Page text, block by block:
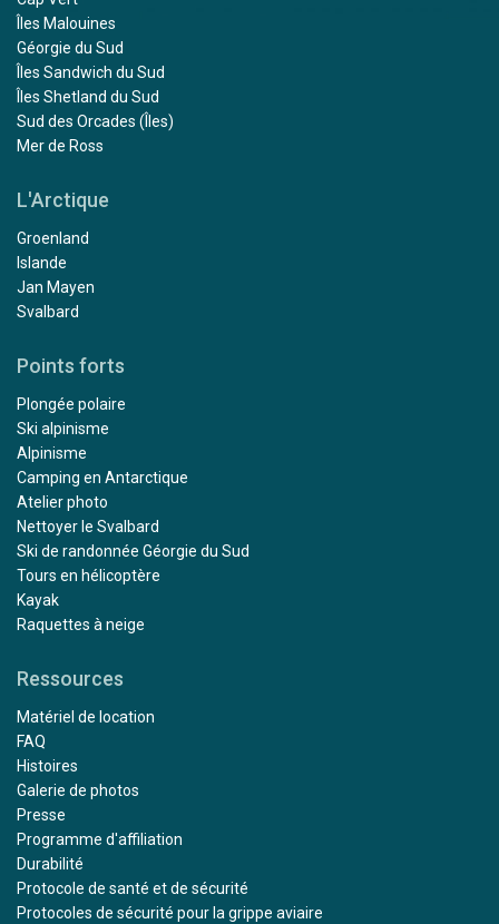
Îles Malouines
Géorgie du Sud
Îles Sandwich du Sud
Îles Shetland du Sud
Sud des Orcades (Îles)
Mer de Ross
L'Arctique
Groenland
Islande
Jan Mayen
Svalbard
Points forts
Plongée polaire
Ski alpinisme
Alpinisme
Camping en Antarctique
Atelier photo
Nettoyer le Svalbard
Ski de randonnée Géorgie du Sud
Tours en hélicoptère
Kayak
Raquettes à neige
Ressources
Matériel de location
FAQ
Histoires
Galerie de photos
Presse
Programme d'affiliation
Durabilité
Protocole de santé et de sécurité
Protocoles de sécurité pour la grippe aviaire